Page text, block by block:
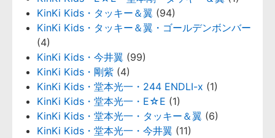
KinKi Kids・タッキー＆翼 (94)
KinKi Kids・タッキー＆翼・ゴールデンボンバー
(4)
KinKi Kids・今井翼 (99)
KinKi Kids・剛紫 (4)
KinKi Kids・堂本光一・244 ENDLI-x (1)
KinKi Kids・堂本光一・E☆E (1)
KinKi Kids・堂本光一・タッキー＆翼 (6)
KinKi Kids・堂本光一・今井翼 (11)